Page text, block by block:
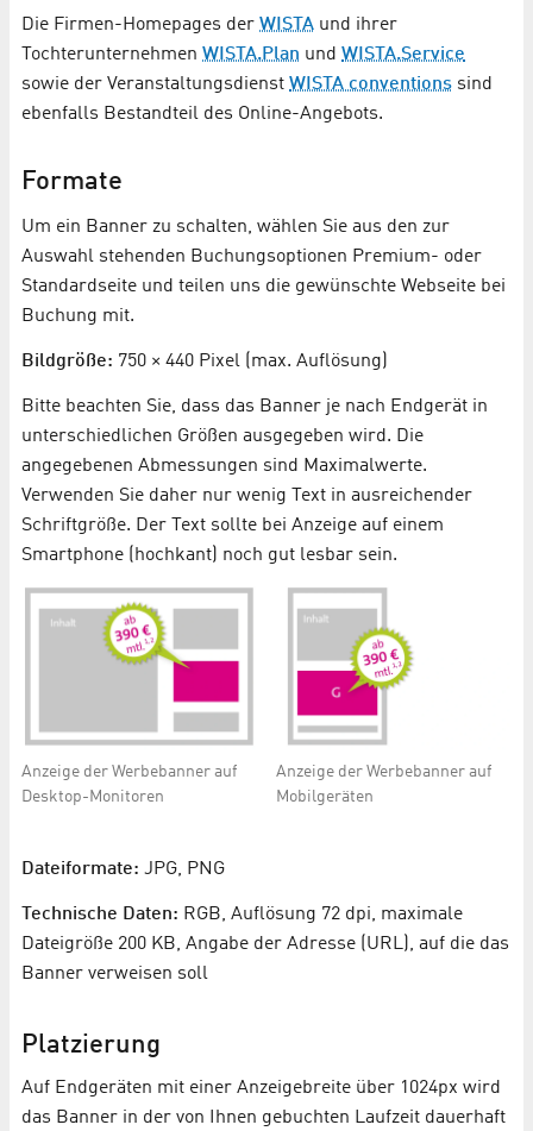
Die Firmen-Homepages der WISTA und ihrer
Tochterunternehmen WISTA.Plan und WISTA.Service
sowie der Veranstaltungsdienst WISTA conventions sind
ebenfalls Bestandteil des Online-Angebots.
Formate
Um ein Banner zu schalten, wählen Sie aus den zur
Auswahl stehenden Buchungsoptionen Premium- oder
Standardseite und teilen uns die gewünschte Webseite bei
Buchung mit.
Bildgröße: 750 × 440 Pixel (max. Auflösung)
Bitte beachten Sie, dass das Banner je nach Endgerät in
unterschiedlichen Größen ausgegeben wird. Die
angegebenen Abmessungen sind Maximalwerte.
Verwenden Sie daher nur wenig Text in ausreichender
Schriftgröße. Der Text sollte bei Anzeige auf einem
Smartphone (hochkant) noch gut lesbar sein.
Anzeige der Werbebanner auf
Desktop-Monitoren
Anzeige der Werbebanner auf
Mobilgeräten
Dateiformate: JPG, PNG
Technische Daten: RGB, Auflösung 72 dpi, maximale
Dateigröße 200 KB, Angabe der Adresse (URL), auf die das
Banner verweisen soll
Platzierung
Auf Endgeräten mit einer Anzeigebreite über 1024px wird
das Banner in der von Ihnen gebuchten Laufzeit dauerhaft